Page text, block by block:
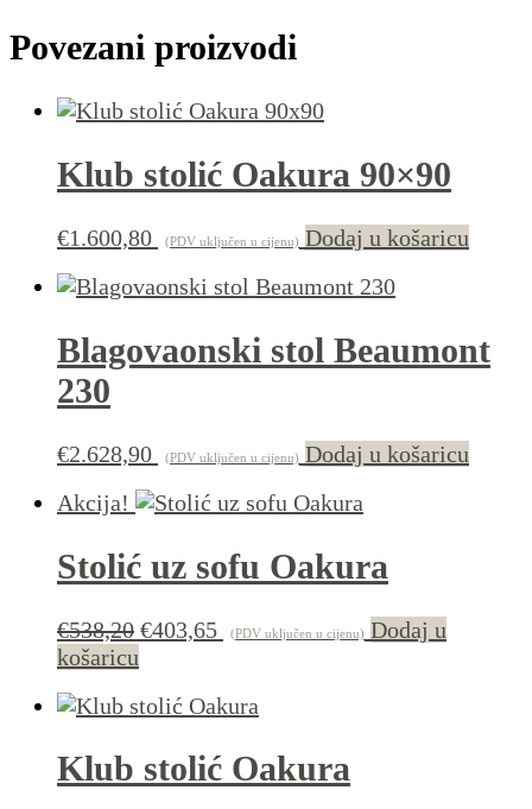
Povezani proizvodi
Klub stolić Oakura 90×90
€1.600,80 (PDV uključen u cijenu) Dodaj u košaricu
Blagovaonski stol Beaumont
230
€2.628,90 (PDV uključen u cijenu) Dodaj u košaricu
Akcija!
Stolić uz sofu Oakura
€538,20 Izvorna
je:
€403,65Trenutna
€403,65.
(PDV uključen u cijenu) Dodaj u
košaricu
Klub stolić Oakura